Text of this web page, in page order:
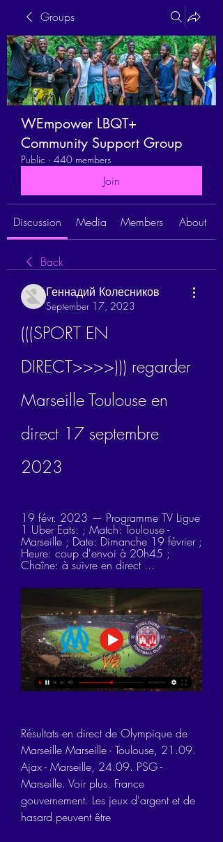
Groups
WEmpower LBQT+
Community Support Group
Public · 440 members
Join
Discussion Media Members About
Back
Геннадий Колесников
September 17, 2023
(((SPORT EN
DIRECT>>>>))) regarder
Marseille Toulouse en
direct 17 septembre
2023
19 févr. 2023 — Programme TV Ligue
1 Uber Eats: ; Match: Toulouse -
Marseille ; Date: Dimanche 19 février ;
Heure: coup d'envoi à 20h45 ;
Chaîne: à suivre en direct ...
Résultats en direct de Olympique de
Marseille Marseille - Toulouse, 21.09.
Ajax - Marseille, 24.09. PSG -
Marseille. Voir plus. France
gouvernement. Les jeux d'argent et de
hasard peuvent être